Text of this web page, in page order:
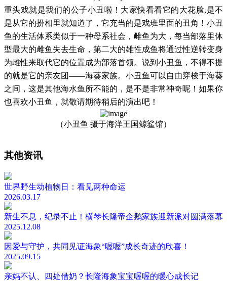
重头戏就是我们的公子小丑啦！大家快看看它的大花脸,是不
是从它的扮相里就知道了，它充当的是戏班里面的丑角！小丑
鱼的生活体系类似于一种母系社会，雌鱼为大，每当部落里体
型最大的雌鱼失去生命，第二大的雄性成鱼将通过性逆转变身
为雌性来取代它的位置成为部落首领。说到小丑鱼，不得不提
的就是它的亲友团——海葵家族。小丑鱼可以自由穿梭于海葵
之间，这是其他海水鱼所不能的，是不是非常神奇呢！如果你
也喜欢小丑鱼，就敬请期待稍后的演出吧！
（小丑鱼 摄于海洋王国鲸鲨馆）
其他资讯
世界野生动植物日：看见两种命运
2026.03.17
新生不息，纪录不止！横琴长隆帝企鹅家族迎新派对圆满落幕
2025.12.08
因爱与守护，共同见证海象“喔喔”成长奇迹的欣喜！
2025.09.15
亲妈不认、四处借奶？长隆海象宝宝喔喔的暖心成长记